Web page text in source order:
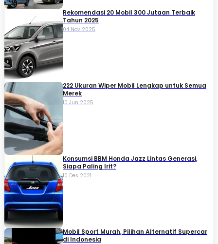
Rekomendasi 20 Mobil 300 Jutaan Terbaik
Tahun 2025
04 Nov 2025
222 Ukuran Wiper Mobil Lengkap untuk Semua
Merek
10 Jun 2025
Konsumsi BBM Honda Jazz Lintas Generasi,
Siapa Paling Irit?
10 Des 2021
Mobil Sport Murah, Pilihan Alternatif Supercar
di Indonesia